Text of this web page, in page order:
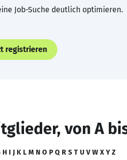
Job-Suche deutlich optimieren.
registrieren
von A
H I J K L M N O P Q R S T U V W X Y Z